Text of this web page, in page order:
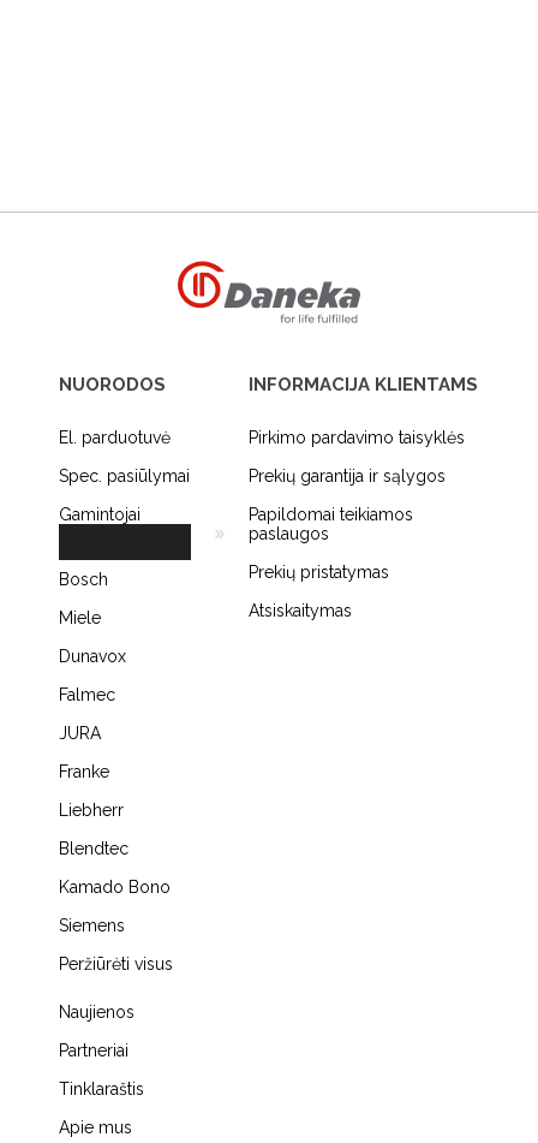
NUORODOS
El. parduotuvė
Spec. pasiūlymai
Gamintojai
Bosch
Miele
Dunavox
Falmec
JURA
Franke
Liebherr
Blendtec
Kamado Bono
Siemens
Peržiūrėti visus
Naujienos
Partneriai
Tinklaraštis
Apie mus
INFORMACIJA KLIENTAMS
Pirkimo pardavimo taisyklės
Prekių garantija ir sąlygos
Papildomai teikiamos
paslaugos
Prekių pristatymas
Atsiskaitymas